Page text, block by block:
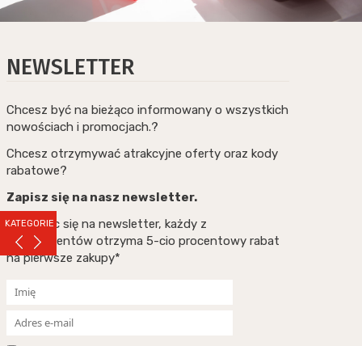
KATEGORIE
NEWSLETTER
Chcesz być na bieżąco informowany o wszystkich
nowościach i promocjach.?
Chcesz otrzymywać atrakcyjne oferty oraz kody
rabatowe?
Zapisz się na nasz newsletter.
Zapisując się na newsletter, każdy z
subskrybentów otrzyma 5-cio procentowy rabat
na pierwsze zakupy*